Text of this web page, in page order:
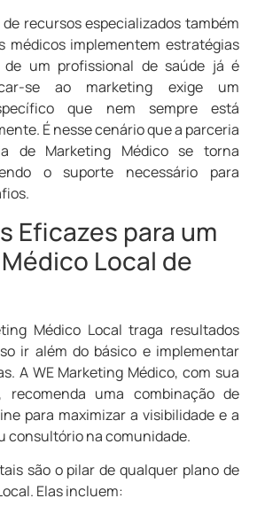
recursos especializados também
médicos implementem estratégias
de um profissional de saúde já é
se ao marketing exige um
que nem sempre está
É nesse cenário que a parceria
de Marketing Médico se torna
o suporte necessário para
Eficazes para um
Local de
Médico Local traga resultados
ir além do básico e implementar
A WE Marketing Médico, com sua
recomenda uma combinação de
para maximizar a visibilidade e a
consultório na comunidade.
são o pilar de qualquer plano de
Elas incluem: